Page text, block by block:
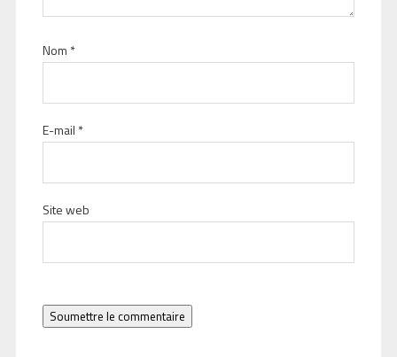
Nom *
E-mail *
Site web
Soumettre le commentaire